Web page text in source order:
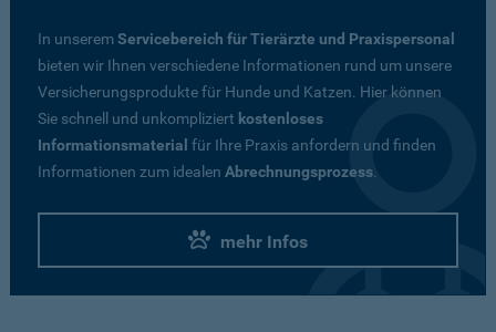
In unseremServicebereich für Tierärzte und Praxispersonal
bieten wir Ihnen verschiedene Informationen rund um unsere
Versicherungsprodukte für Hunde und Katzen. Hier können
Sie schnell und unkompliziert kostenloses
Informationsmaterial für Ihre Praxis anfordern und finden
Informationen zum idealen Abrechnungsprozess.
mehr Infos